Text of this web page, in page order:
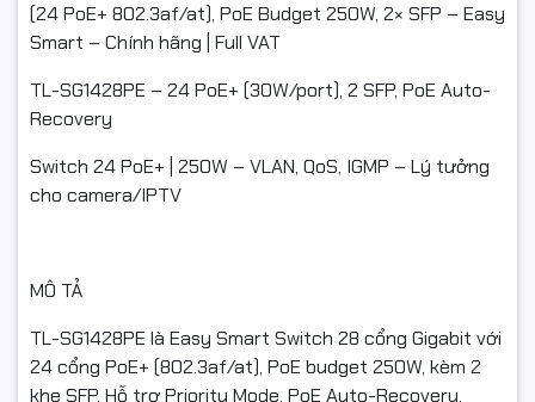
(24 PoE+ 802.3af/at), PoE Budget 250W, 2× SFP – Easy
Smart – Chính hãng | Full VAT
TL-SG1428PE – 24 PoE+ (30W/port), 2 SFP, PoE Auto-
Recovery
Switch 24 PoE+ | 250W – VLAN, QoS, IGMP – Lý tưởng
cho camera/IPTV
MÔ TẢ
TL-SG1428PE là Easy Smart Switch 28 cổng Gigabit với
24 cổng PoE+ (802.3af/at), PoE budget 250W, kèm 2
khe SFP. Hỗ trợ Priority Mode, PoE Auto-Recovery,
Chỉ hỗ trợ đổi/hoàn khi còn giá trị sử dụng trong thời hạn
#TLSG1428PE #SwitchPoE #TPLINK #PoEPlus #PoE250W
#Switch24PoE #EasySmart #VLAN #QoS #IGMPSnooping